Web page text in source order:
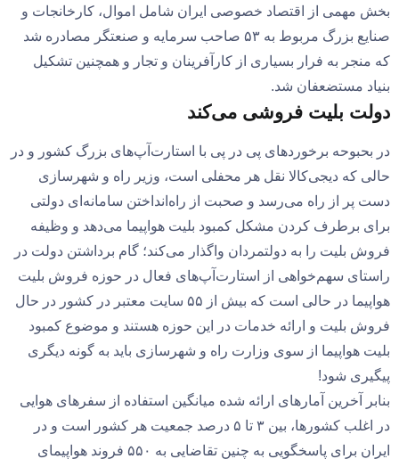
بخش مهمی از اقتصاد خصوصی ایران شامل اموال، کارخانجات و
صنایع بزرگ مربوط به ۵۳ صاحب سرمایه و صنعتگر مصادره شد
که منجر به فرار بسیاری از کارآفرینان و تجار و همچنین تشکیل
بنیاد مستضعفان شد.
دولت بلیت فروشی می‌کند
در بحبوحه برخوردهای پی در پی با استارت‌آپ‌های بزرگ کشور و در
حالی که دیجی‌کالا نقل هر محفلی است، وزیر راه و شهرسازی
دست پر از راه می‌رسد و صحبت از راه‌انداختن سامانه‌ای دولتی
برای برطرف کردن مشکل کمبود بلیت هواپیما می‌دهد و وظیفه
فروش بلیت را به دولتمردان واگذار می‌کند؛ گام برداشتن دولت در
راستای سهم‌خواهی از استارت‌آپ‌های فعال در حوزه فروش بلیت
هواپیما در حالی است که بیش از ۵۵ سایت معتبر در کشور در حال
فروش بلیت و ارائه خدمات در این حوزه هستند و موضوع کمبود
بلیت هواپیما از سوی وزارت راه و شهرسازی باید به گونه دیگری
پیگیری شود!
بنابر آخرین آمارهای ارائه شده میانگین استفاده از سفرهای هوایی
در اغلب کشورها، بین ۳ تا ۵ درصد جمعیت هر کشور است و در
ایران برای پاسخگویی به چنین تقاضایی به ۵۵۰ فروند هواپیمای